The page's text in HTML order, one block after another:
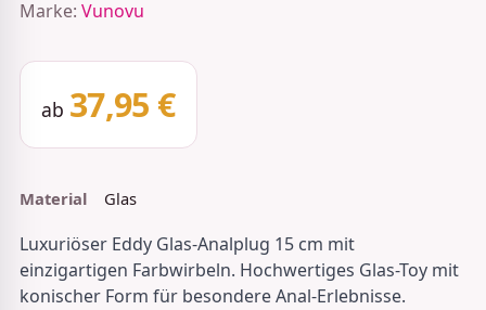
Marke: Vunovu
ab 37,95 €
Material Glas
Luxuriöser Eddy Glas-Analplug 15 cm mit
einzigartigen Farbwirbeln. Hochwertiges Glas-Toy mit
konischer Form für besondere Anal-Erlebnisse.